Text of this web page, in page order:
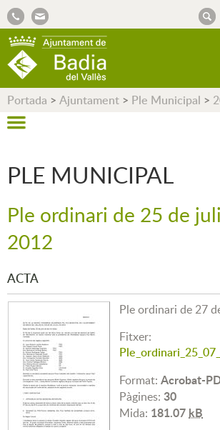
Portada > Ajuntament > Ple Municipal >
PLE MUNICIPAL
Ple ordinari de 25 de
2012
ACTA
Ple ordinari de 27
Fitxer:
Format: Acrobat-
Pàgines: 30
Mida: 181.07 kB